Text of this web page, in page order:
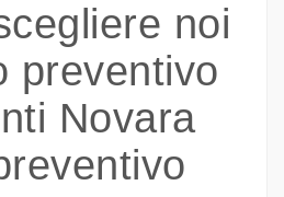
noi
preventivo
Novara